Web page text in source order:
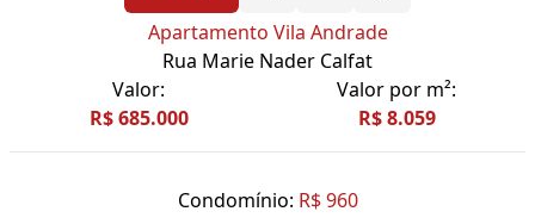
Apartamento Vila Andrade
Rua Marie Nader Calfat
Valor:
R$ 685.000
Valor por m²:
R$ 8.059
Condomínio: R$ 960